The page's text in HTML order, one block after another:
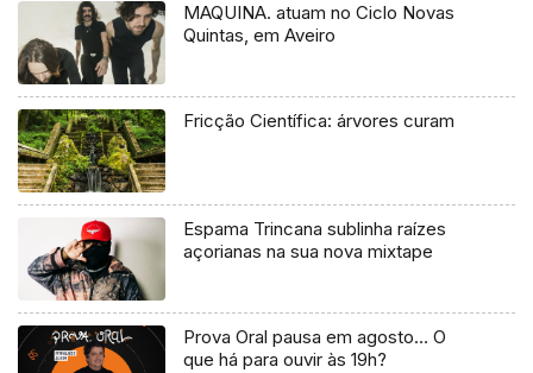
MAQUINA. atuam no Ciclo Novas
Quintas, em Aveiro
Fricção Científica: árvores curam
Espama Trincana sublinha raízes
açorianas na sua nova mixtape
Prova Oral pausa em agosto… O
que há para ouvir às 19h?